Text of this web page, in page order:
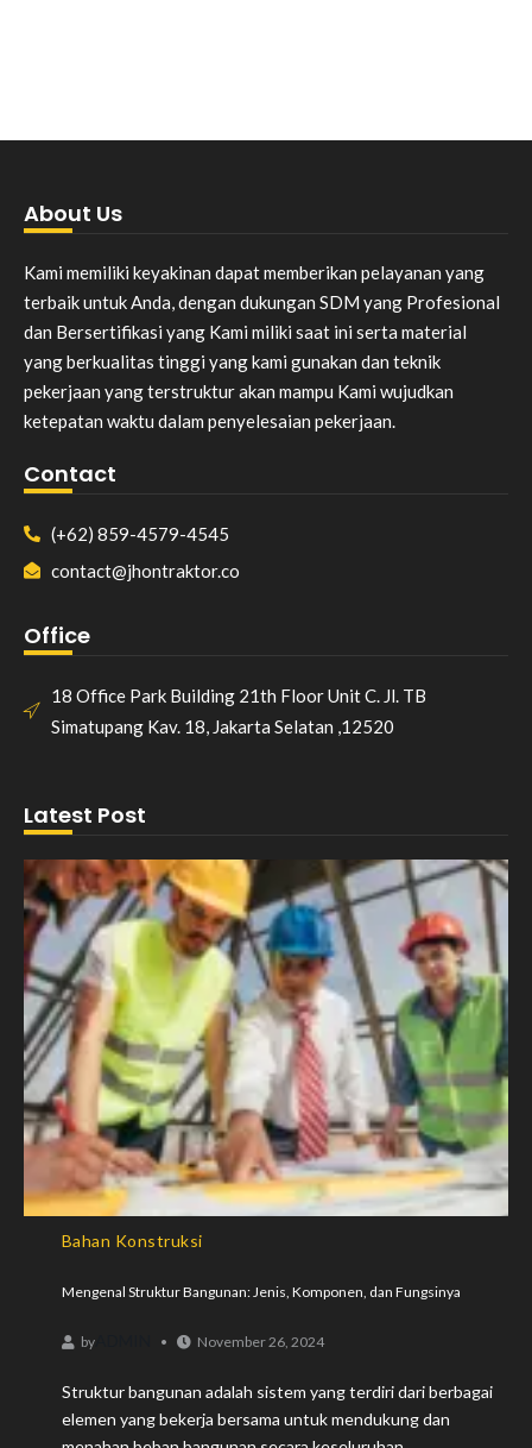
About Us
Kami memiliki keyakinan dapat memberikan pelayanan yang
terbaik untuk Anda, dengan dukungan SDM yang Profesional
dan Bersertifikasi yang Kami miliki saat ini serta material
yang berkualitas tinggi yang kami gunakan dan teknik
pekerjaan yang terstruktur akan mampu Kami wujudkan
ketepatan waktu dalam penyelesaian pekerjaan.
Contact
(+62) 859-4579-4545
contact@jhontraktor.co
Office
18 Office Park Building 21th Floor Unit C. Jl. TB
Simatupang Kav. 18, Jakarta Selatan ,12520
Latest Post
Bahan Konstruksi
Mengenal Struktur Bangunan: Jenis, Komponen, dan Fungsinya
by November 26, 2024
Struktur bangunan adalah sistem yang terdiri dari berbagai
elemen yang bekerja bersama untuk mendukung dan